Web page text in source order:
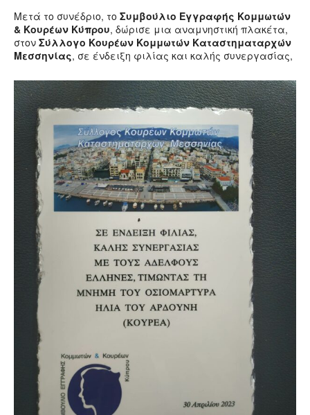
Μετά το συνέδριο, το Συμβούλιο Εγγραφής Κομμωτών
& Κουρέων Κύπρου, δώρισε μια αναμνηστική πλακέτα,
στον Σύλλογο Κουρέων Κομμωτών Καταστηματαρχών
Μεσσηνίας, σε ένδειξη φιλίας και καλής συνεργασίας,